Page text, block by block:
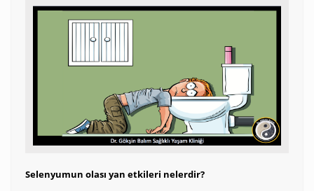
Selenyumun olası yan etkileri nelerdir?